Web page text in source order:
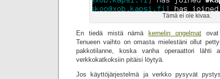
Tämä ei ole kivaa.
En tiedä mistä nämä kernelin ongelmatovat
Tenueen vaihto on omasta mielestäni ollut
pakkotilanne, koska vanha operaattori lähti
verkkokatkoksiin pitäisi löytyä.
Jos käyttöjärjestelmä ja verkko pysyvät